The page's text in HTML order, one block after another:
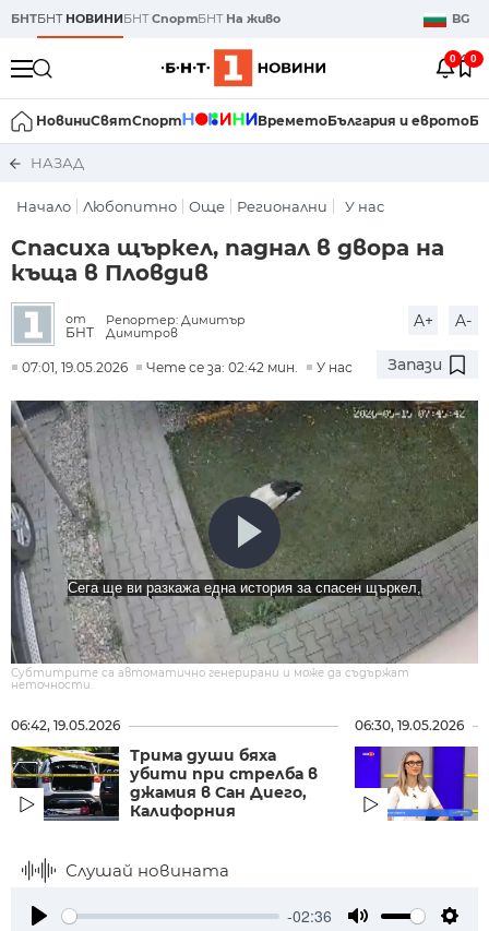
БНТБНТ НОВИНИБНТСпортБНТ На живо BG
0 0
НовиниСвятСпорт ВреметоБългария и еврото
НАЗАД
Начало Любопитно Още Регионални У нас
Спасиха щъркел, паднал в двора на
къща в Пловдив
от
БНТ
Репортер: Димитър
Димитров
A+ A-
07:01, 19.05.2026 Чете се за: 02:42 мин. У нас Запази
Сега ще ви разкажа една история за спасен щъркел,
Субтитрите са автоматично генерирани и може да съдържат
неточности.
06:42, 19.05.2026
Трима души бяха
убити при стрелба в
джамия в Сан Диего,
Калифорния
06:30, 19.05.2026
Слушай новината
-02:36